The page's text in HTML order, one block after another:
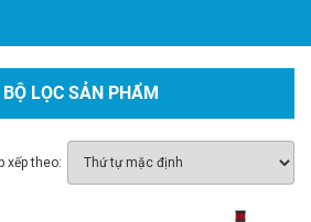
BỘ LỌC SẢN PHẨM
xếp theo: